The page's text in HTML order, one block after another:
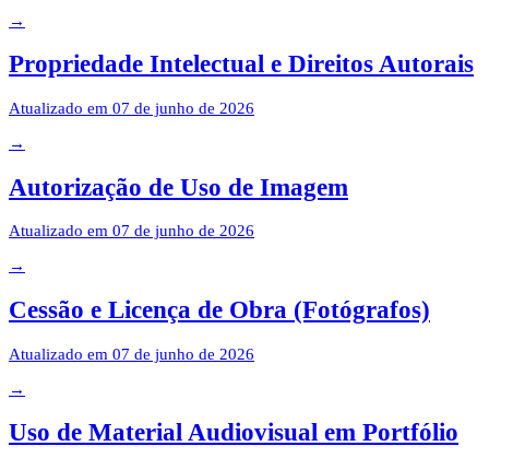
→
Propriedade Intelectual e Direitos Autorais
Atualizado em 07 de junho de 2026
→
Autorização de Uso de Imagem
Atualizado em 07 de junho de 2026
→
Cessão e Licença de Obra (Fotógrafos)
Atualizado em 07 de junho de 2026
→
Uso de Material Audiovisual em Portfólio